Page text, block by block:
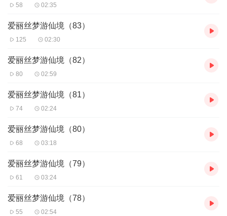
58 02:35
爱丽丝梦游仙境（83）
125 02:30
爱丽丝梦游仙境（82）
80 02:59
爱丽丝梦游仙境（81）
74 02:24
爱丽丝梦游仙境（80）
68 03:18
爱丽丝梦游仙境（79）
61 03:24
爱丽丝梦游仙境（78）
55 02:54